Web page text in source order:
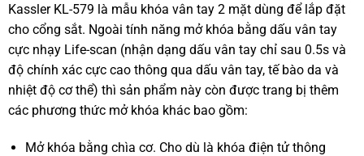
Kassler KL-579 là mẫu khóa vân tay 2 mặt dùng để lắp đặt
cho cổng sắt. Ngoài tính năng mở khóa bằng dấu vân tay
cực nhạy Life-scan (nhận dạng dấu vân tay chỉ sau 0.5s và
độ chính xác cực cao thông qua dấu vân tay, tế bào da và
nhiệt độ cơ thể) thì sản phẩm này còn được trang bị thêm
các phương thức mở khóa khác bao gồm:
Mở khóa bằng chìa cơ. Cho dù là khóa điện tử thông